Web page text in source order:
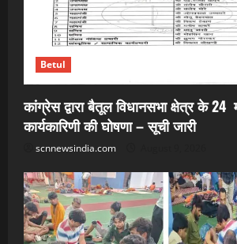
Betul
कांग्रेस द्वारा बैतूल विधानसभा क्षेत्र के
कार्यकारिणी की घोषणा – सूची जारी
scnnewsindia.com